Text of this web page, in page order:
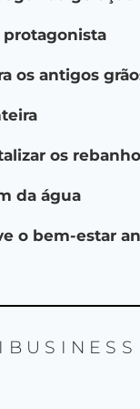
os antigos
os
da água
o bem-estar